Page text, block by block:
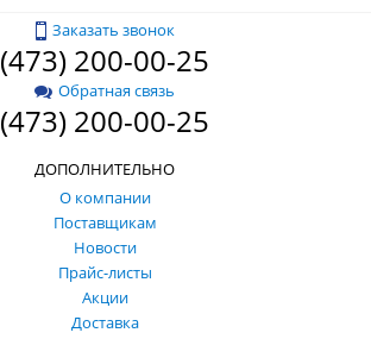
Заказать звонок
(473) 200-00-25
Обратная связь
(473) 200-00-25
ДОПОЛНИТЕЛЬНО
О компании
Поставщикам
Новости
Прайс-листы
Акции
Доставка